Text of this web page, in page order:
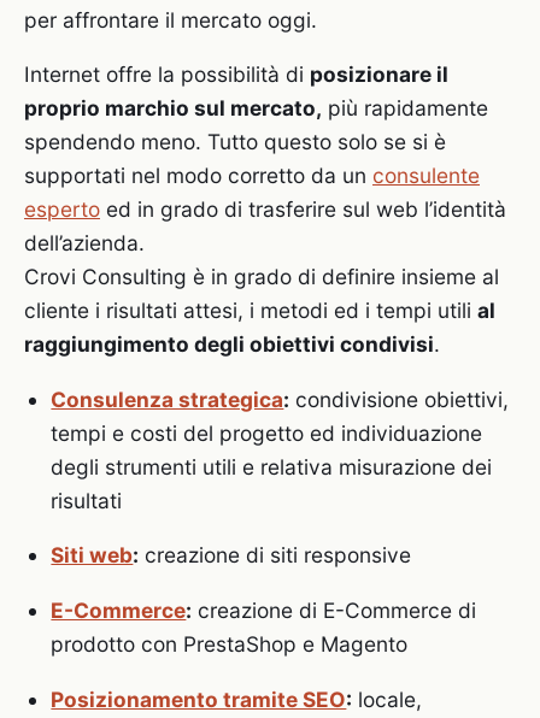
per affrontare il mercato oggi.
Internet offre la possibilità di posizionare il
proprio marchio sul mercato, più rapidamente
spendendo meno. Tutto questo solo se si è
supportati nel modo corretto da un consulente
esperto ed in grado di trasferire sul web l’identità
dell’azienda.
Crovi Consulting è in grado di definire insieme al
cliente i risultati attesi, i metodi ed i tempi utili al
raggiungimento degli obiettivi condivisi.
Consulenza strategica: condivisione obiettivi,
tempi e costi del progetto ed individuazione
degli strumenti utili e relativa misurazione dei
risultati
Siti web: creazione di siti responsive
E-Commerce: creazione di E-Commerce di
prodotto con PrestaShop e Magento
Posizionamento tramite SEO: locale,